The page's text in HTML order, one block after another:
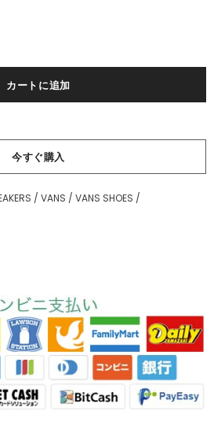
今すぐ購入
/ VANS / VANS SHOES /